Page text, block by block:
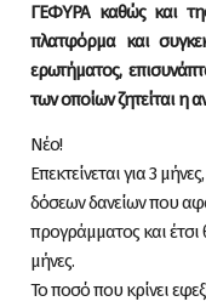
ΓΕΦΥΡΑ καθώς και
πλατφόρμα και
ερωτήματος,
των οποίων ζητείται η
Νέο!
Επεκτείνεται για 3
δόσεων δανείων που
προγράμματος και έτσι
μήνες.
Το ποσό που κρίνει